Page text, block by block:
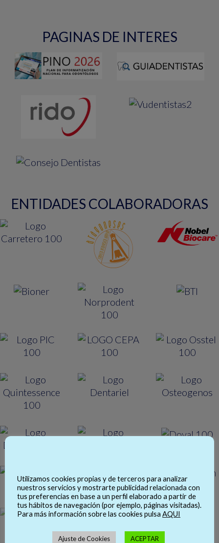
PAGINAS DE INTERES
ENTIDADES COLABORADORAS
Utilizamos cookies propias y de terceros para analizar
nuestros servicios y mostrarte publicidad relacionada con
tus preferencias en base a un perfil elaborado a partir de
tus hábitos de navegación (por ejemplo, páginas visitadas).
Para más información sobre las cookies pulsa AQUI
Ajuste de Cookies ACEPTAR